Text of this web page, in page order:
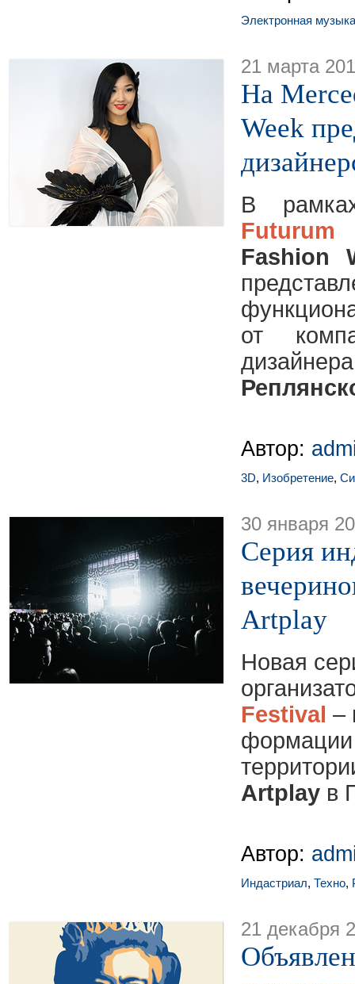
Электронная музыка
21 марта
На
Week
В
Futurum
Fashion
от
Автор:
3D, Изобретение,
30 января
Серия
Artplay
Новая
Festival –
Artplay в
Автор:
Индастриал, Техно,
21 декабря